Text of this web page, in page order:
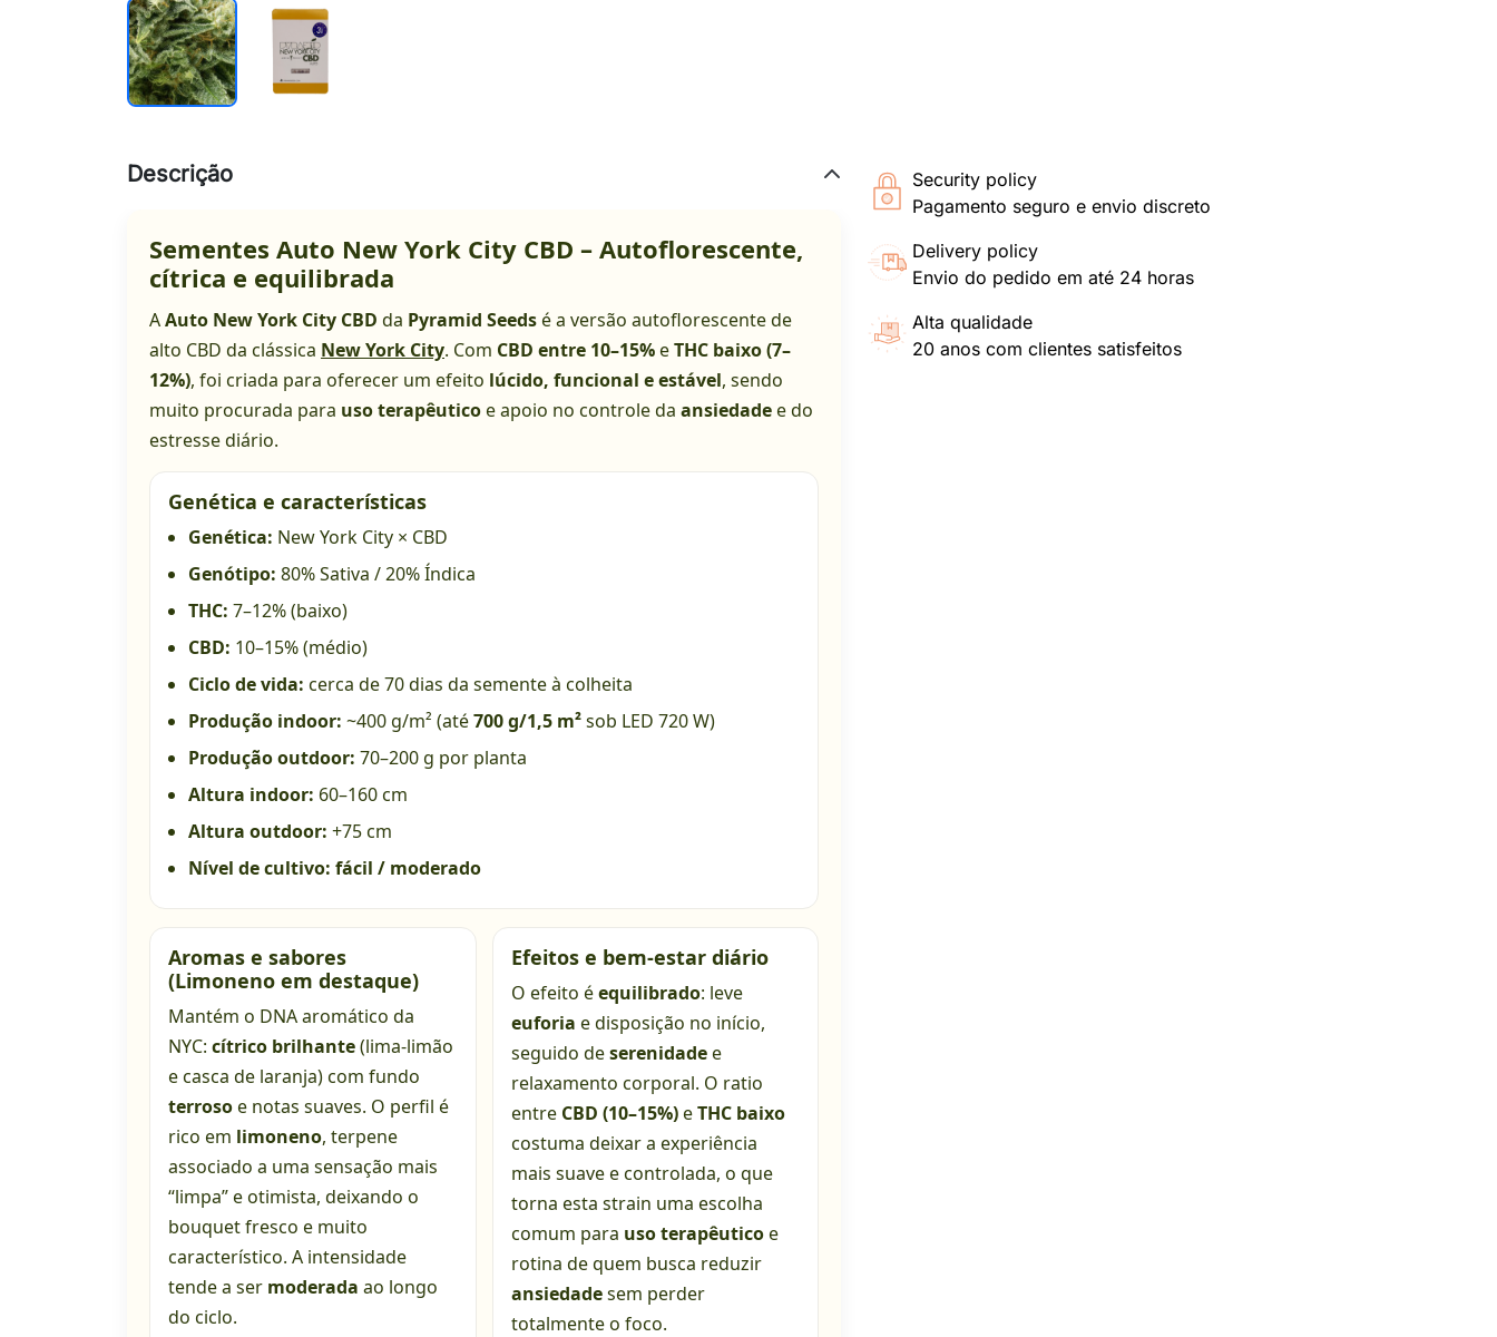
Security policy
Pagamento seguro e envio discreto
Delivery policy
Envio do pedido em até 24 horas
Alta qualidade
20 anos com clientes satisfeitos
Descrição
Sementes Auto New York City CBD – Autoflorescente,
cítrica e equilibrada
AAuto New York City CBD da Pyramid Seedsé a versão autoflorescente de
alto CBD da clássica New York City. Com CBD entre 10–15%eTHC baixo (7–
12%), foi criada para oferecer um efeito lúcido, funcional e estável, sendo
muito procurada para uso terapêuticoe apoio no controle da ansiedadee do
estresse diário.
Genética e características
Genética: New York City × CBD
Genótipo: 80% Sativa / 20% Índica
THC: 7–12% (baixo)
CBD: 10–15% (médio)
Ciclo de vida: cerca de 70 dias da semente à colheita
Produção indoor: ~400 g/m² (até700 g/1,5 m²sob LED 720 W)
Produção outdoor: 70–200 g por planta
Altura indoor: 60–160 cm
Altura outdoor: +75 cm
Nível de cultivo: fácil / moderado
Aromas e sabores
(Limoneno em destaque)
Mantém o DNA aromático da
NYC: cítrico brilhante(lima-limão
e casca de laranja) com fundo
terrosoe notas suaves. O perfil é
rico em limoneno, terpene
associado a uma sensação mais
“limpa” e otimista, deixando o
bouquet fresco e muito
característico. A intensidade
tende a ser moderada ao longo
do ciclo.
Efeitos e bem-estar diário
O efeito éequilibrado: leve
euforia e disposição no início,
seguido deserenidadee
relaxamento corporal. O ratio
entre CBD (10–15%)eTHC baixo
costuma deixar a experiência
mais suave e controlada, o que
torna esta strain uma escolha
comum para uso terapêuticoe
rotina de quem busca reduzir
ansiedadesem perder
totalmente o foco.